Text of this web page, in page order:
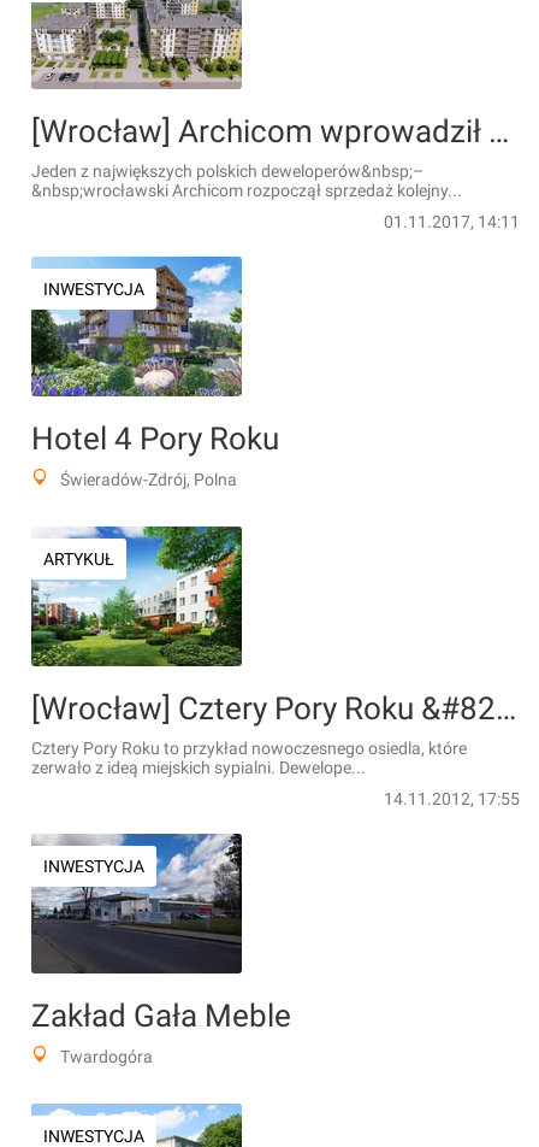
[Wrocław] Archicom wprowadził do sprzedaży nowe etapy osiedli Słoneczne Stabłowice i Cztery Pory Roku
Jeden z największych polskich deweloperów&nbsp;–
&nbsp;wrocławski Archicom rozpoczął sprzedaż kolejny...
01.11.2017, 14:11
INWESTYCJA
Hotel 4 Pory Roku
Świeradów-Zdrój, Polna
ARTYKUŁ
[Wrocław] Cztery Pory Roku &#8211; 100 mieszkań w Rodzinie na swoim w ostatnim etapie inwestycji
Cztery Pory Roku to przykład nowoczesnego osiedla, które
zerwało z ideą miejskich sypialni. Dewelope...
14.11.2012, 17:55
INWESTYCJA
Zakład Gała Meble
Twardogóra
INWESTYCJA